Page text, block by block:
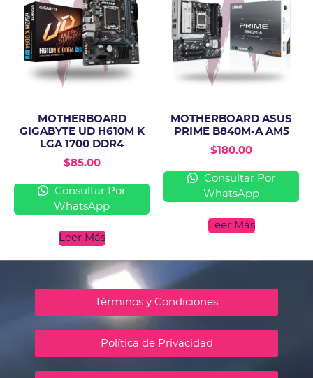
MOTHERBOARD
GIGABYTE UD H610M K
LGA 1700 DDR4
$85.00
Consultar Por
WhatsApp
Leer Más
MOTHERBOARD ASUS
PRIME B840M-A AM5
$180.00
Consultar Por
WhatsApp
Leer Más
Términos y Condiciones
Política de Privacidad